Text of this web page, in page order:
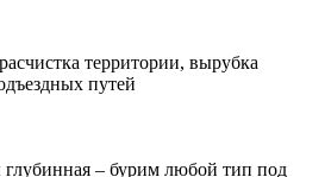
территории, вырубка
путей
– бурим любой тип под